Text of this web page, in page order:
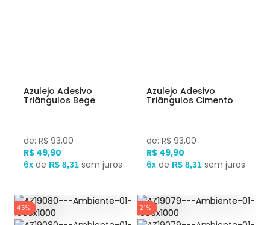
Azulejo Adesivo
Triângulos Bege
de: R$ 93,00
R$ 49,90
6x de R$ 8,31 sem juros
Azulejo Adesivo
Triângulos Cimento
de: R$ 93,00
R$ 49,90
6x de R$ 8,31 sem juros
46% 21%